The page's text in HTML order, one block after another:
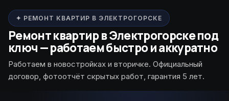
✦ РЕМОНТ КВАРТИР В ЭЛЕКТРОГОРСКЕ
Ремонт квартир в Электрогорске под
ключ — работаем быстро и аккуратно
Работаем в новостройках и вторичке. Официальный
договор, фотоотчёт скрытых работ, гарантия 5 лет.